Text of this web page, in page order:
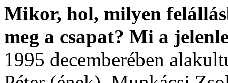
Mikor, hol, milyen
meg a csapat? Mi a
1995 decemberében